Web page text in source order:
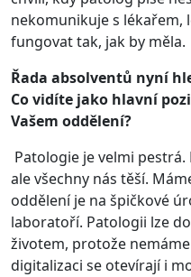
nekomunikuje s lékařem,
fungovat tak, jak by měla.
Řada absolventů nyní
Co vidíte jako hlavní
Vašem oddělení?
Patologie je velmi
ale všechny nás těší.
oddělení je na špičkové
laboratoří. Patologii lze
životem, protože
digitalizaci se otevírají i